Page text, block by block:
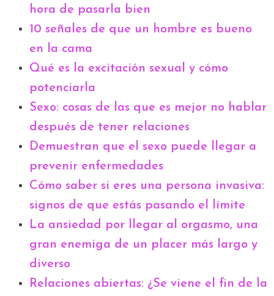
hora de pasarla bien
10 señales de que un hombre es bueno
en la cama
Qué es la excitación sexual y cómo
potenciarla
Sexo: cosas de las que es mejor no hablar
después de tener relaciones
Demuestran que el sexo puede llegar a
prevenir enfermedades
Cómo saber si eres una persona invasiva:
signos de que estás pasando el límite
La ansiedad por llegar al orgasmo, una
gran enemiga de un placer más largo y
diverso
Relaciones abiertas: ¿Se viene el fin de la